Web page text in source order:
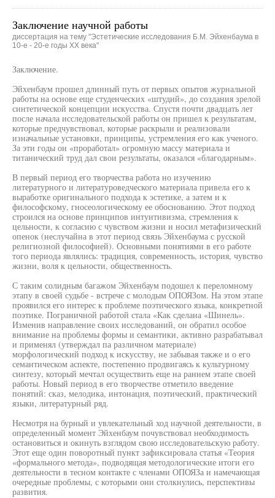
Заключение научной работы
диссертация на тему "Эстетические исследования Б.М. Эйхенбаума в
10-е - 20-е годы XX века"
Заключение.
Эйхенбаум прошел длинный путь от первых опытов журнальной
работы на основе еще студенческих «штудий», до создания зрелой
синтетической концепции искусства. Спустя почти двадцать лет
после начала исследовательской работы он пришел к результатам,
которые предчувствовал, которые раскрыли и реализовали
изначальные установки, принципы, устремления его как ученого.
За эти годы он «проработал» огромную массу материала и
титанический труд дал свои результаты, оказался «благодарным».
В первый период его творчества работа но изучению
литературного и литературоведческого материала привела его к
выработке оригинального подхода к эстетике, а затем и к
философскому, гносеологическому ее обоснованию. Этот подход
строился на основе принципов интуитивизма, стремления к
цельности, к согласию с чувством жизни и носил метафизический
опенок (неслучайна в этот период связь Эйхенбаума с русской
религиозной философией). Основными понятиями в его работе
того периода являлись: традиция, современность, история, чувство
жизни, воля к цельности, общественность.
С таким солидным багажом Эйхенбаум подошел к переломному
этапу в своей судьбе - встрече с молодым ОПОЯЗом. На этом этапе
проявился его интерес к проблеме поэтического языка, конкретной
поэтике. Пограничной работой стала «Как сделана «Шинель».
Изменив направление своих исследований, он обратил особое
внимание на проблемы формы и семантики, активно разрабатывал
и применял (утверждал па различном материале)
морфологический подход к искусству, не забывая также и о его
семантическом аспекте, постепенно продвигаясь к культурному
синтезу, который мечтал осуществить еще на раннем этапе своей
работы. Новый период в его творчестве отметило введение
понятий: сказ, мелодика, интонация, поэтический, практический
языки, литературный ряд.
Несмотря на бурный и увлекательный ход научной деятельности, в
определенный момент Эйхенбаум почувствовал необходимость
остановиться и окинуть взглядом свою исследовательскую работу.
Этот еще один поворотный пункт зафиксировала статья «Теория
«формального метода», подводящая методологические итоги его
деятельности в тесном контакте с членами ОПОЯЗа и намечающая
очередные проблемы, с которыми они столкнулись, перспективы
развития.